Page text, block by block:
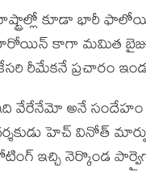
కూడా భారీ
కాగా మమిత బైజు
రీమేకనే ప్రచారం
వేరేనేమో అనే
హెచ్ వినోత్
ఇచ్చి నెర్కొండ